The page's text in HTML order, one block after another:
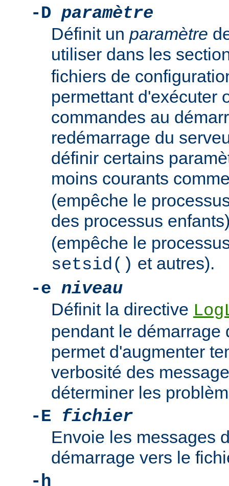
-D paramètre
Définit un paramètre
utiliser dans les
fichiers de
permettant d'exécuter
commandes au
redémarrage du
définir certains
moins courants
(empêche le
des processus
(empêche le
setsid() et autres).
-e niveau
Définit la directive
pendant le démarrage
permet d'augmenter
verbosité des
déterminer les
-E fichier
Envoie les messages
démarrage vers le
-h